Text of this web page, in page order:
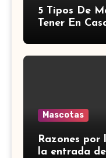
5 Tipos De
Tener En
Mascotas
Razones por
la entrada